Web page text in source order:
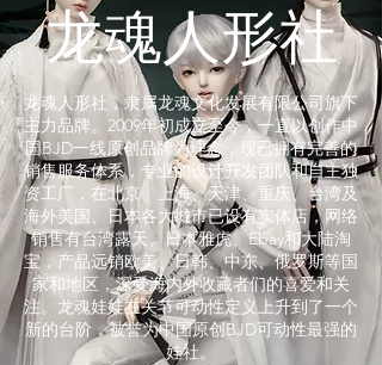
龙魂人形社
龙魂人形社，隶属龙魂文化发展有限公司旗下
主力品牌。2009年初成立至今，一直以创作中
国BJD一线原创品牌为理念，现已拥有完善的
销售服务体系，专业的设计开发团队和自主独
资工厂，在北京、上海、天津、重庆、台湾及
海外美国、日本各大城市已设有实体店，网络
销售有台湾露天、日本雅虎、Ebay和大陆淘
宝，产品远销欧美、日韩、中东、俄罗斯等国
家和地区，深受海内外收藏者们的喜爱和关
注。龙魂娃娃在关节可动性定义上升到了一个
新的台阶，被誉为中国原创BJD可动性最强的
娃社。